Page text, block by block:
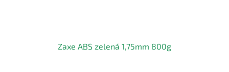
Zaxe ABS zelená 1,75mm 800g